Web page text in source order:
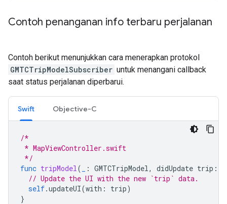
Contoh penanganan info terbaru perjalanan
Contoh berikut menunjukkan cara menerapkan protokol
GMTCTripModelSubscriber untuk menangani callback
saat status perjalanan diperbarui.
Swift Objective-C
/*
* MapViewController.swift
*/
func tripModel( : GMTCTripModel, didUpdate trip :
// Update the UI with the new `trip` data.
self.updateUI(with : trip)
}